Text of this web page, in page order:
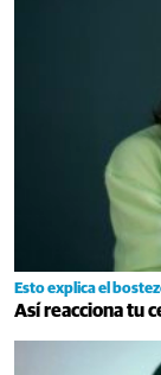
Esto explica el
Así reacciona tu